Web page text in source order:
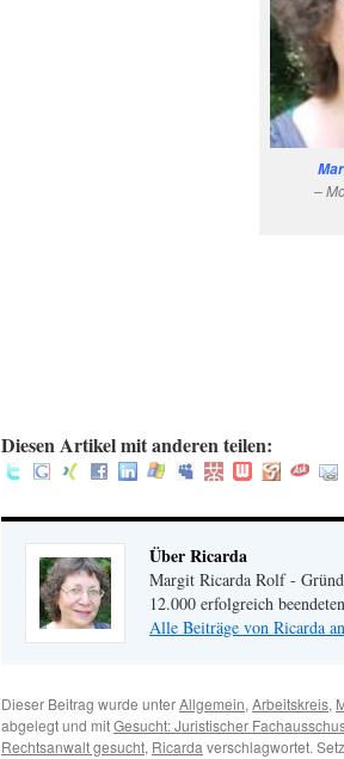
–
Diesen Artikel mit anderen teilen:
Über Ricarda
Margit Ricarda Rolf -
12.000 erfolgreich
Alle Beiträge von Ricarda
Dieser Beitrag wurde unterAllgemein, Arbeitskreis,
abgelegt und mitGesucht: Juristischer
Rechtsanwalt gesucht, Ricarda verschlagwortet.